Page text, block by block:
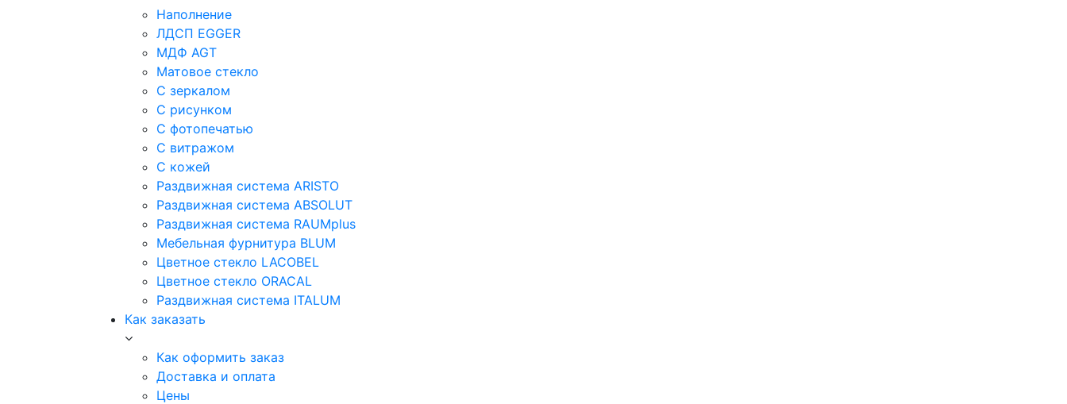
Наполнение
ЛДСП EGGER
МДФ AGT
Матовое стекло
С зеркалом
С рисунком
С фотопечатью
С витражом
С кожей
Раздвижная система ARISTO
Раздвижная система ABSOLUT
Раздвижная система RAUMplus
Мебельная фурнитура BLUM
Цветное стекло LACOBEL
Цветное стекло ORACAL
Раздвижная система ITALUM
Как заказать
Как оформить заказ
Доставка и оплата
Цены